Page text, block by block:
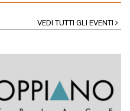
VEDI TUTTI GLI EVENTI